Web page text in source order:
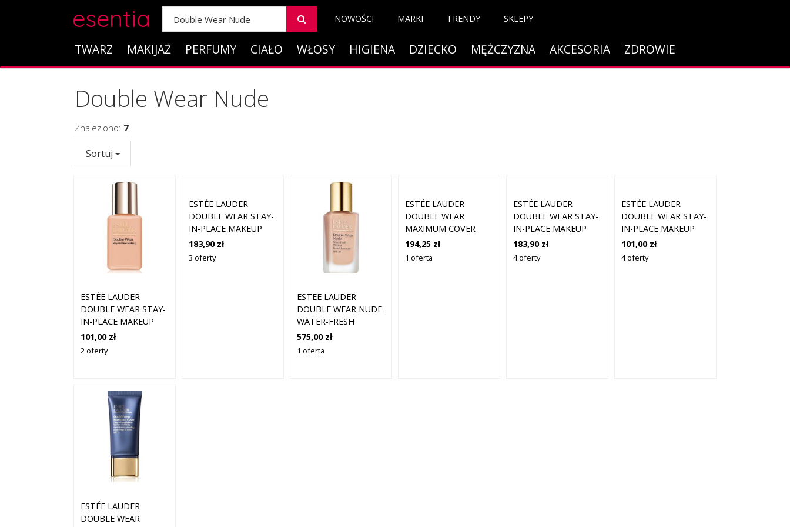
esentia NOWOŚCI MARKI TRENDY SKLEPY
TWARZ MAKIJAŻ PERFUMY CIAŁO WŁOSY HIGIENA DZIECKO MĘŻCZYZNA AKCESORIA ZDROWIE
Double Wear Nude
Znaleziono: 7
Sortuj
ESTÉE LAUDER
DOUBLE WEAR STAY-
IN-PLACE MAKEUP
MINI TRWAŁY
PODKŁAD SPF 10
ODCIEŃ 1N1 IVORY
101,00 zł
2 oferty
ESTÉE LAUDER
DOUBLE WEAR STAY-
IN-PLACE MAKEUP
SPF 10 PODKŁADY 30
ML 1N1 IVORY NUDE
183,90 zł
3 oferty
ESTEE LAUDER
DOUBLE WEAR NUDE
WATER-FRESH
PODKŁAD W PŁYNIE
3N2 GRANO SPF 30 30
575,00 zł
1 oferta
ESTÉE LAUDER
DOUBLE WEAR
MAXIMUM COVER
CAMOUFLAGE
MAKEUP FOR FACE
194,25 zł
1 oferta
ESTÉE LAUDER
DOUBLE WEAR STAY-
IN-PLACE MAKEUP
SPF10 1N1 IVORY
NUDE (30 ML)
183,90 zł
4 oferty
ESTÉE LAUDER
DOUBLE WEAR STAY-
IN-PLACE MAKEUP
SPF10 1N1 IVORY
NUDE (15 ML)
101,00 zł
4 oferty
ESTÉE LAUDER
DOUBLE WEAR